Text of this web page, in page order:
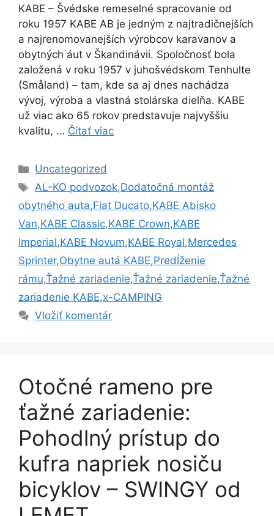
KABE – Švédske remeselné spracovanie od
roku 1957 KABE AB je jedným z najtradičnejších
a najrenomovanejších výrobcov karavanov a
obytných áut v Škandinávii. Spoločnosť bola
založená v roku 1957 v juhošvédskom Tenhulte
(Småland) – tam, kde sa aj dnes nachádza
vývoj, výroba a vlastná stolárska dielňa. KABE
už viac ako 65 rokov predstavuje najvyššiu
kvalitu, … Čítať viac
Kategórie
Uncategorized
Značky
AL-KO podvozok,Dodatočná montáž
obytného auta,Fiat Ducato,KABE Abisko
Van,KABE Classic,KABE Crown,KABE
Imperial,KABE Novum,KABE Royal,Mercedes
Sprinter,Obytne autá KABE,Predĺženie
rámu,Ťažné zariadenie,Ťažné zariadenie,Ťažné
zariadenie KABE,x-CAMPING
Vložiť komentár
Otočné rameno pre
ťažné zariadenie:
Pohodlný prístup do
kufra napriek nosiču
bicyklov – SWINGY od